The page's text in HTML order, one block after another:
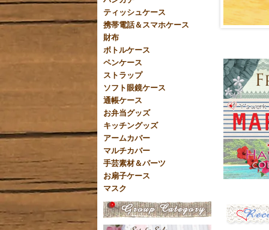
ティッシュケース
携帯電話＆スマホケース
財布
ボトルケース
ペンケース
ストラップ
ソフト眼鏡ケース
通帳ケース
お弁当グッズ
キッチングッズ
アームカバー
マルチカバー
手芸素材＆パーツ
お扇子ケース
マスク